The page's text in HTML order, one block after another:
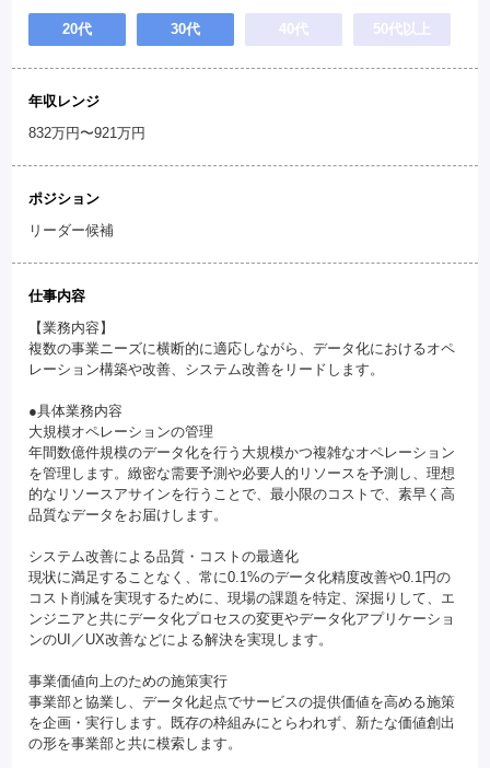
20代 30代 40代 50代以上
年収レンジ
832万円〜921万円
ポジション
リーダー候補
仕事内容
【業務内容】
複数の事業ニーズに横断的に適応しながら、データ化におけるオペ
レーション構築や改善、システム改善をリードします。
●具体業務内容
大規模オペレーションの管理
年間数億件規模のデータ化を行う大規模かつ複雑なオペレーション
を管理します。緻密な需要予測や必要人的リソースを予測し、理想
的なリソースアサインを行うことで、最小限のコストで、素早く高
品質なデータをお届けします。
システム改善による品質・コストの最適化
現状に満足することなく、常に0.1%のデータ化精度改善や0.1円の
コスト削減を実現するために、現場の課題を特定、深掘りして、エ
ンジニアと共にデータ化プロセスの変更やデータ化アプリケーショ
ンのUI／UX改善などによる解決を実現します。
事業価値向上のための施策実行
事業部と協業し、データ化起点でサービスの提供価値を高める施策
を企画・実行します。既存の枠組みにとらわれず、新たな価値創出
の形を事業部と共に模索します。